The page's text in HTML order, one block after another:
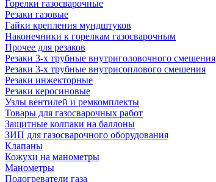
Горелки газосварочные
Резаки газовые
Гайки крепления мундштуков
Наконечники к горелкам газосварочным
Прочее для резаков
Резаки 3-х трубные внутриголовочного смешения
Резаки 3-х трубные внутрисоплового смешения
Резаки инжекторные
Резаки керосиновые
Узлы вентилей и ремкомплекты
Товары для газосварочных работ
Защитные колпаки на баллоны
ЗИП для газосварочного оборудования
Клапаны
Кожухи на манометры
Манометры
Подогреватели газа